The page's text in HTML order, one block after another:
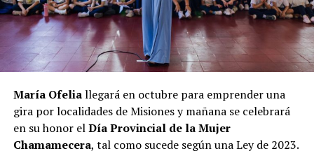
María Ofeliallegará en octubre para emprender una
gira por localidades de Misiones y mañana se celebrará
en su honor elDía Provincial de la Mujer
Chamamecera, tal como sucede según una Ley de 2023.